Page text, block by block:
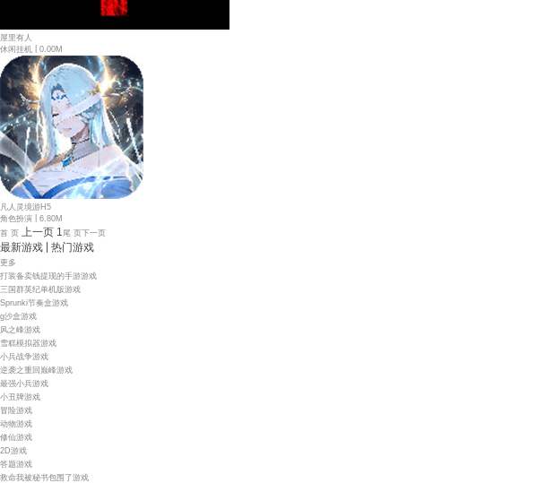
屋里有人
休闲挂机
0.00M
凡人灵境游H5
角色扮演
6.80M
首 页 上一页 1 尾 页下一页
最新游戏 | 热门游戏
更多
打装备卖钱提现的手游游戏
三国群英纪单机版游戏
Sprunki节奏盒游戏
g沙盒游戏
风之峰游戏
雪糕模拟器游戏
小兵战争游戏
逆袭之重回巅峰游戏
最强小兵游戏
小丑牌游戏
冒险游戏
动物游戏
修仙游戏
2D游戏
答题游戏
救命我被秘书包围了游戏